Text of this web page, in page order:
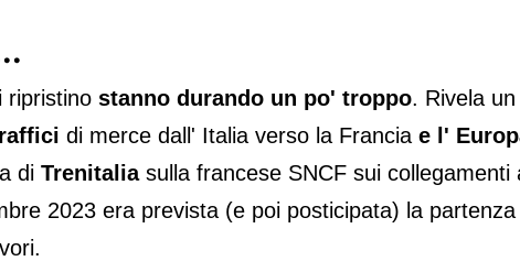
ripristino stanno durando un po' troppo. Rivela
di merce dall' Italia verso la Francia e l'
di Trenitaliasulla francese SNCF sui collegamenti
2023 era prevista (e poi posticipata) la